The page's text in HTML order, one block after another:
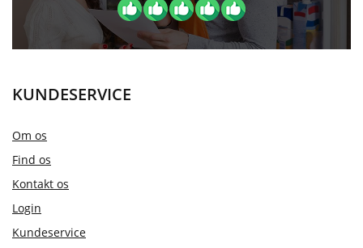
KUNDESERVICE
Om os
Find os
Kontakt os
Login
Kundeservice